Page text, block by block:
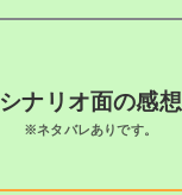
シナリオ面の感想
※ネタバレありです。